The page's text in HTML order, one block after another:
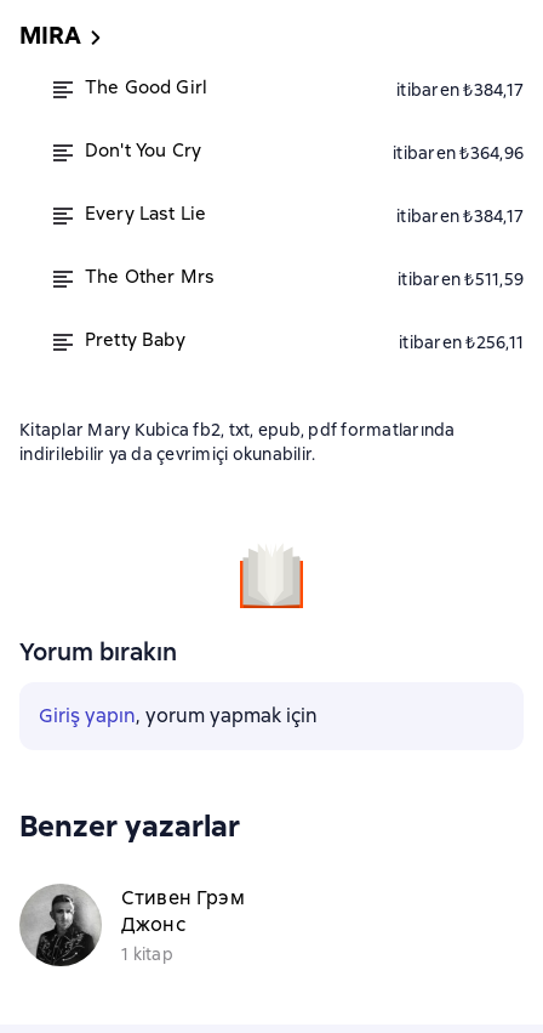
MIRA
The Good Girl itibaren ₺384,17
Don't You Cry itibaren ₺364,96
Every Last Lie itibaren ₺384,17
The Other Mrs itibaren ₺511,59
Pretty Baby itibaren ₺256,11
Kitaplar Mary Kubica fb2, txt, epub, pdf formatlarında
indirilebilir ya da çevrimiçi okunabilir.
Yorum bırakın
Giriş yapın, yorum yapmak için
Benzer yazarlar
Стивен Грэм
Джонс
1 kitap